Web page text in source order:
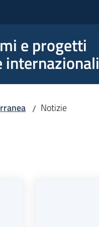
e progetti
internazionali
/ Notizie